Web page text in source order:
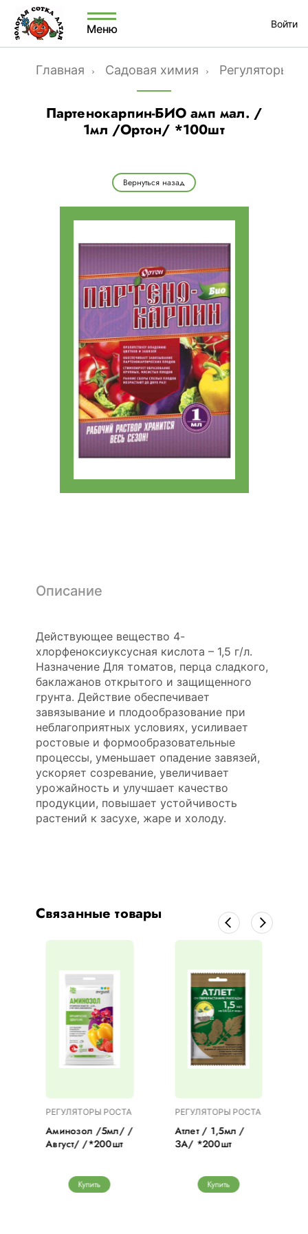
Меню Войти
Главная Садовая химия Регуляторы
Партенокарпин-БИО амп мал. /
1мл /Ортон/ *100шт
Вернуться назад
Описание
Действующее вещество 4-
хлорфеноксиуксусная кислота – 1,5 г/л.
Назначение Для томатов, перца сладкого,
баклажанов открытого и защищенного
грунта. Действие обеспечивает
завязывание и плодообразование при
неблагоприятных условиях, усиливает
ростовые и формообразовательные
процессы, уменьшает опадение завязей,
ускоряет созревание, увеличивает
урожайность и улучшает качество
продукции, повышает устойчивость
растений к засухе, жаре и холоду.
Связанные товары
РЕГУЛЯТОРЫ РОСТА
Аминозол /5мл/ /
Август/ /*200шт
Купить
РЕГУЛЯТОРЫ РОСТА
Атлет / 1,5мл /
ЗА/ *200шт
Купить